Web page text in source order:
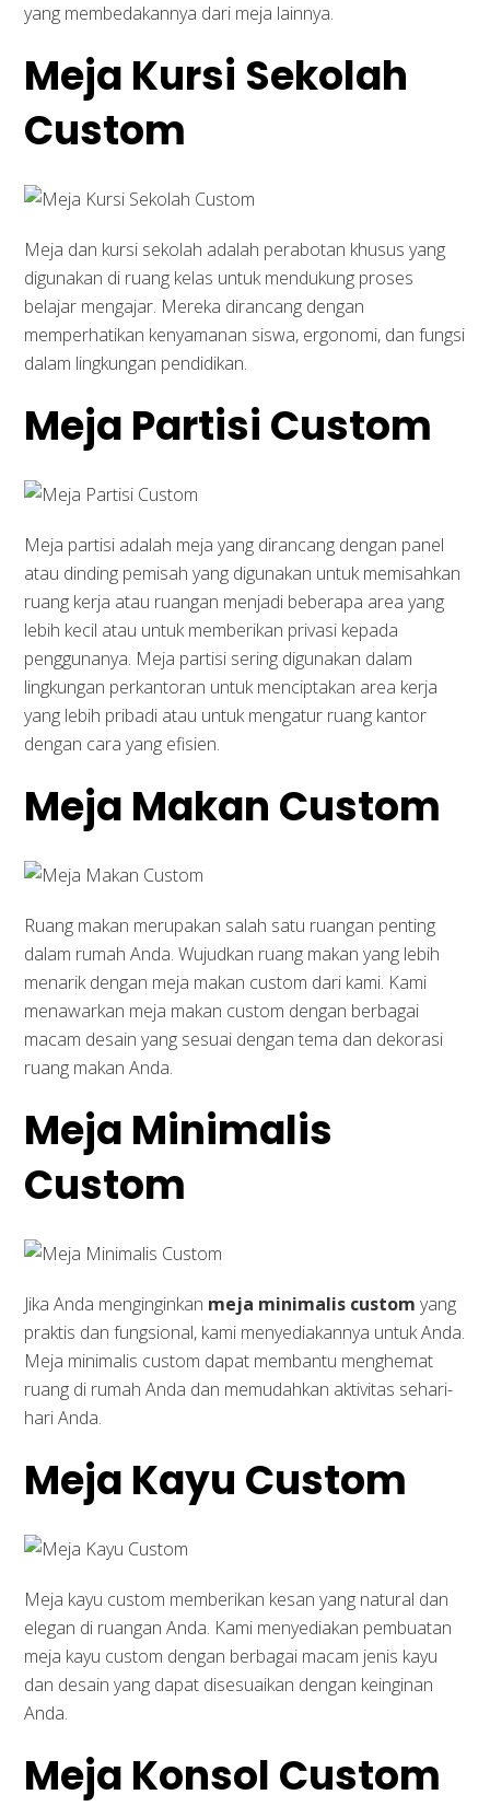
yang membedakannya dari meja lainnya.
Meja Kursi Sekolah
Custom
Meja dan kursi sekolah adalah perabotan khusus yang
digunakan di ruang kelas untuk mendukung proses
belajar mengajar. Mereka dirancang dengan
memperhatikan kenyamanan siswa, ergonomi, dan fungsi
dalam lingkungan pendidikan.
Meja Partisi Custom
Meja partisi adalah meja yang dirancang dengan panel
atau dinding pemisah yang digunakan untuk memisahkan
ruang kerja atau ruangan menjadi beberapa area yang
lebih kecil atau untuk memberikan privasi kepada
penggunanya. Meja partisi sering digunakan dalam
lingkungan perkantoran untuk menciptakan area kerja
yang lebih pribadi atau untuk mengatur ruang kantor
dengan cara yang efisien.
Meja Makan Custom
Ruang makan merupakan salah satu ruangan penting
dalam rumah Anda. Wujudkan ruang makan yang lebih
menarik dengan meja makan custom dari kami. Kami
menawarkan meja makan custom dengan berbagai
macam desain yang sesuai dengan tema dan dekorasi
ruang makan Anda.
Meja Minimalis
Custom
Jika Anda menginginkan meja minimalis custom yang
praktis dan fungsional, kami menyediakannya untuk Anda.
Meja minimalis custom dapat membantu menghemat
ruang di rumah Anda dan memudahkan aktivitas sehari-
hari Anda.
Meja Kayu Custom
Meja kayu custom memberikan kesan yang natural dan
elegan di ruangan Anda. Kami menyediakan pembuatan
meja kayu custom dengan berbagai macam jenis kayu
dan desain yang dapat disesuaikan dengan keinginan
Anda.
Meja Konsol Custom